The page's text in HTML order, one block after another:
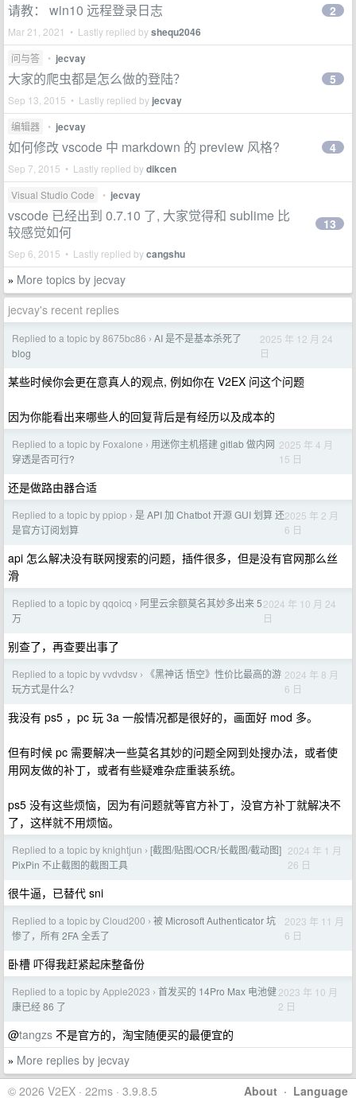
请教： win10 远程登录日志
Mar 21, 2021 • Lastly replied byshequ2046
2
问与答 • jecvay
大家的爬虫都是怎么做的登陆？
Sep 13, 2015 • Lastly replied by jecvay
5
编辑器 • jecvay
如何修改 vscode 中 markdown 的 preview 风格?
Sep 7, 2015 • Lastly replied bydikcen
4
Visual Studio Code • jecvay
vscode 已经出到 0.7.10 了, 大家觉得和 sublime 比
较感觉如何
Sep 6, 2015 • Lastly replied bycangshu
13
» More topics by jecvay
jecvay's recent replies
Replied to a topic by 8675bc86 › AI 是不是基本杀死了
blog
2025 年 12 月 24
日
某些时候你会更在意真人的观点, 例如你在 V2EX 问这个问题
因为你能看出来哪些人的回复背后是有经历以及成本的
Replied to a topic by Foxalone › 用迷你主机搭建 gitlab 做内网
穿透是否可行?
2025 年 4 月
15 日
还是做路由器合适
Replied to a topic by ppiop › 是 API 加 Chatbot 开源 GUI 划算 还
是官方订阅划算
2025 年 2 月
6 日
api 怎么解决没有联网搜索的问题，插件很多，但是没有官网那么丝
滑
Replied to a topic by qqoicq › 阿里云余额莫名其妙多出来 5
万
2024 年 10 月 24
日
别查了，再查要出事了
Replied to a topic by vvdvdsv ›
《黑神话 悟空》性价比最高的游
玩方式是什么？
2024 年 8 月
6 日
我没有 ps5 ，pc 玩 3a 一般情况都是很好的，画面好 mod 多。
但有时候 pc 需要解决一些莫名其妙的问题全网到处搜办法，或者使
用网友做的补丁，或者有些疑难杂症重装系统。
ps5 没有这些烦恼，因为有问题就等官方补丁，没官方补丁就解决不
了，这样就不用烦恼。
Replied to a topic by knightjun › [截图/贴图/OCR/长截图/截动图]
PixPin 不止截图的截图工具
2024 年 1 月
26 日
很牛逼，已替代 sni
Replied to a topic by Cloud200 › 被 Microsoft Authenticator 坑
惨了，所有 2FA 全丢了
2023 年 11 月
6 日
卧槽 吓得我赶紧起床整备份
Replied to a topic by Apple2023 › 首发买的 14Pro Max 电池健
康已经 86 了
2023 年 10 月
2 日
@tangzs 不是官方的，淘宝随便买的最便宜的
» More replies by jecvay
About · Language
© 2026 V2EX · 22ms · 3.9.8.5